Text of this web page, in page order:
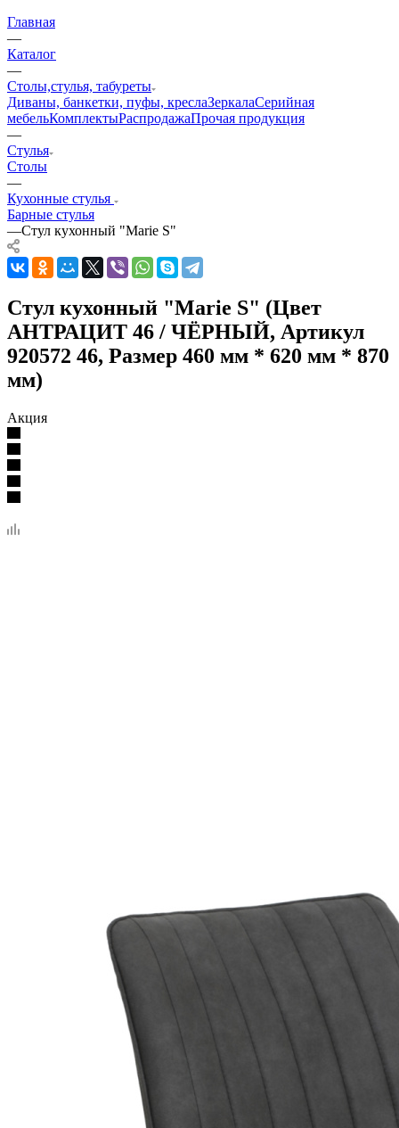
Главная
—
Каталог
—
Столы,стулья, табуреты
Диваны, банкетки, пуфы, креслаЗеркалаСерийная
мебельКомплектыРаспродажаПрочая продукция
—
Стулья
Столы
—
Кухонные стулья
Барные стулья
—Стул кухонный "Marie S"
Стул кухонный "Marie S" (Цвет
АНТРАЦИТ 46 / ЧЁРНЫЙ, Артикул
920572 46, Размер 460 мм * 620 мм * 870
мм)
Акция